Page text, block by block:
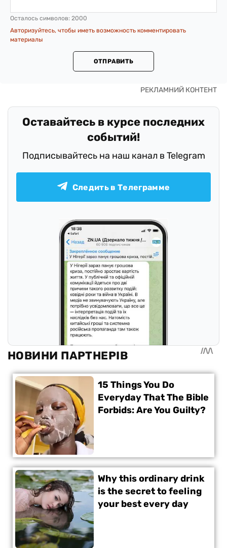
Осталось символов: 2000
Авторизуйтесь, чтобы иметь возможность комментировать
материалы
ОТПРАВИТЬ
Оставайтесь в курсе последних
событий!
Подписывайтесь на наш канал в Telegram
Следить в Телеграмме